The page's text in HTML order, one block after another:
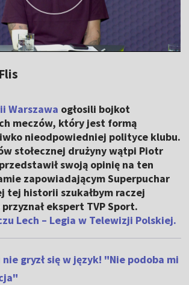
Warszawa ogłosili bojkot
meczów, który jest formą
nieodpowiedniej polityce klubu.
stołecznej drużyny wątpi Piotr
swoją opinię na ten
zapowiadającym Superpuchar
tej historii szukałbym raczej
ekspert TVP Sport.
Lech – Legia w Telewizji Polskiej.
gryzł się w język! "Nie podoba mi